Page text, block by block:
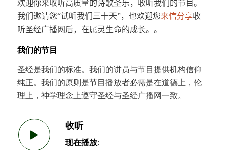
欢迎你来收听高质量的诗歌圣乐，收听我们的节目。
我们邀请您“试听我们三十天”，也欢迎您来信分享收
听圣经广播网后，在属灵生命的成长。 。
我们的节目
圣经是我们的标准。我们的讲员与节目提供机构信仰
纯正。我们的原则是节目播放者必需是在道德上，伦
理上，神学理念上遵守圣经与圣经广播网一致。
收听
现在播放: